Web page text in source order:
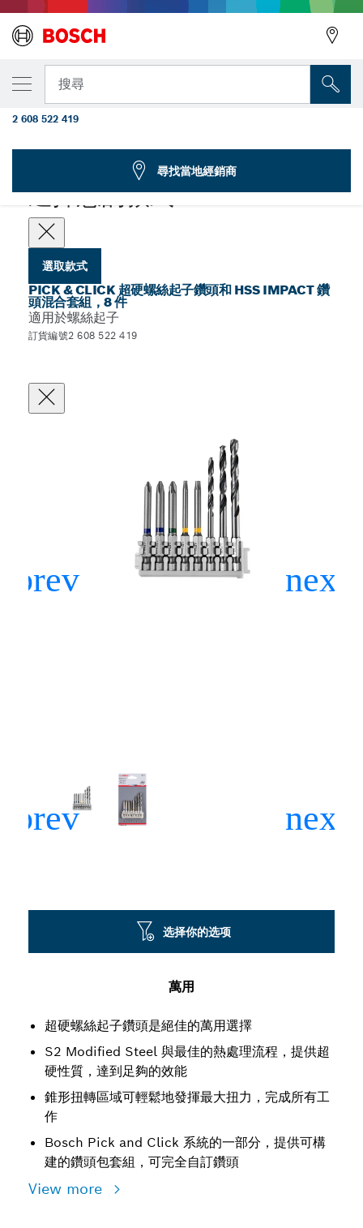
搜尋
Pick & Click 超硬螺絲起子鑽頭和 HSS Impact 鑽頭混合套件，8
選擇您的款式
選取款式
PICK & CLICK 超硬螺絲起子鑽頭和 HSS IMPACT 鑽
頭混合套組，8 件
適用於螺絲起子
訂貨編號2 608 522 419
萬用
超硬螺絲起子鑽頭是絕佳的萬用選擇
S2 Modified Steel 與最佳的熱處理流程，提供超
硬性質，達到足夠的效能
錐形扭轉區域可輕鬆地發揮最大扭力，完成所有工
作
Bosch Pick and Click 系統的一部分，提供可構
建的鑽頭包套組，可完全自訂鑽頭
View more
选择你的选项
您選取的款式
Pick & Click 超硬螺絲起子鑽頭和 HSS
Impact 鑽頭混合套組，8 件
2 608 522 419
尋找當地經銷商